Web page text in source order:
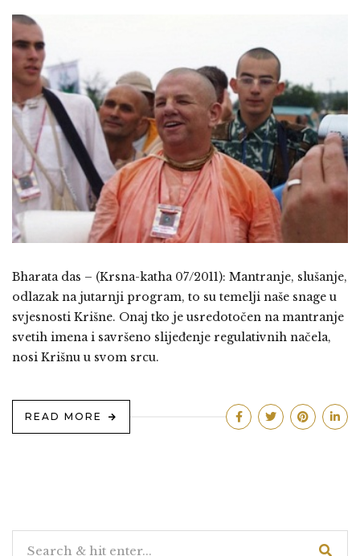
Bharata das – (Krsna-katha 07/2011): Mantranje, slušanje,
odlazak na jutarnji program, to su temelji naše snage u
svjesnosti Krišne. Onaj tko je usredotočen na mantranje
svetih imena i savršeno slijeđenje regulativnih načela,
nosi Krišnu u svom srcu.
READ MORE